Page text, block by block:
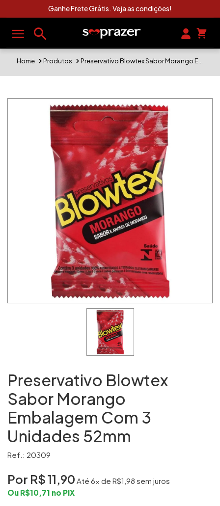
as condições! Clique Aqui e
Home Produtos
Preservativo Blowtex
Sabor Morango
Embalagem Com 3
Unidades 52mm
Ref.: 20309
Por R$11,90 Até 6x de R$1,98 sem juros
Ou R$10,71 no PIX